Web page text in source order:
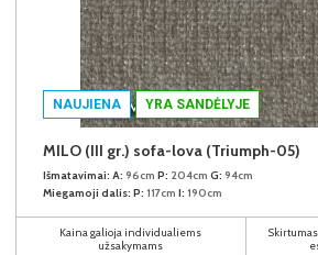
NAUJIENA YRA SANDĖLYJE
MILO (III gr.) sofa-lova (Triumph-05)
Išmatavimai: A: 96cm P: 204cm G: 94cm
Miegamoji dalis: P: 117cm I: 190cm
Kaina galioja individualiems
užsakymams